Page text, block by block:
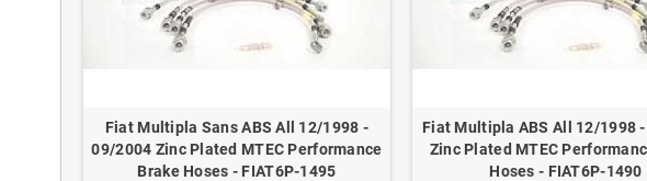
Fiat Multipla Sans ABS All 12/1998 -
09/2004 Zinc Plated MTEC Performance
Brake Hoses - FIAT6P-1495
Fiat Multipla ABS All 12/1998
Zinc Plated MTEC
Hoses - FIAT6P-1490